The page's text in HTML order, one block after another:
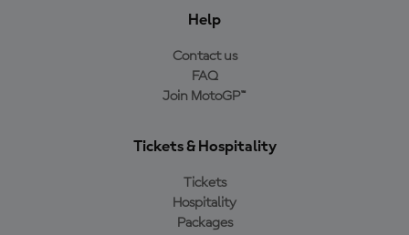
Help
Contact us
FAQ
Join MotoGP™
Tickets & Hospitality
Tickets
Hospitality
Packages